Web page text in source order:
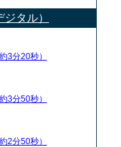
タル）
約3分20秒）
約3分50秒）
約2分50秒）